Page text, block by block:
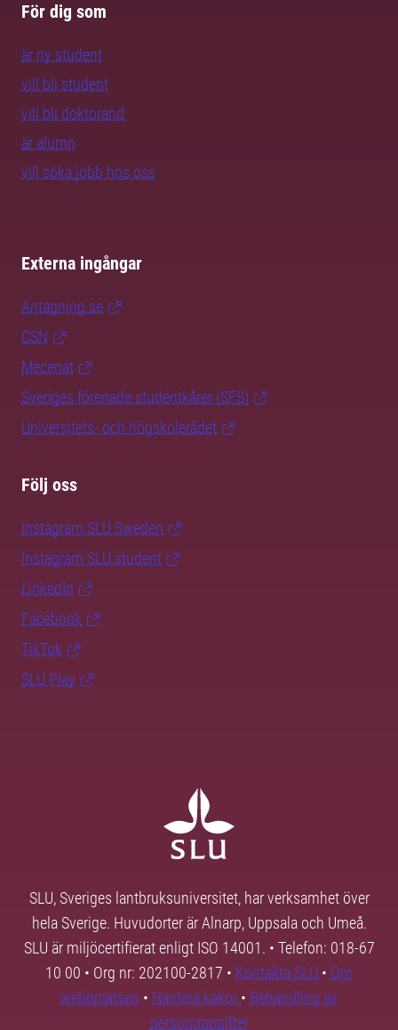
För dig som
är ny student
vill bli student
vill bli doktorand
är alumn
vill söka jobb hos oss
Externa ingångar
Antagning.se
CSN
Mecenat
Sveriges förenade studentkårer (SFS)
Universitets- och högskolerådet
Följ oss
Instagram SLU.Sweden
Instagram SLU.student
LinkedIn
Facebook
TikTok
SLU Play
SLU, Sveriges lantbruksuniversitet, har verksamhet över
hela Sverige. Huvudorter är Alnarp, Uppsala och Umeå.
SLU är miljöcertifierat enligt ISO 14001. • Telefon: 018-67
10 00 • Org nr: 202100-2817 • Kontakta SLU • Om
webbplatsen • Hantera kakor • Behandling av
personuppgifter